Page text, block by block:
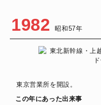
1982 昭和57年
東京営業所を開設。
この年にあった出来事